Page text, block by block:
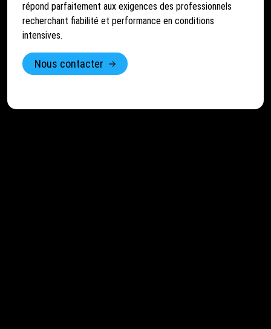
répond parfaitement aux exigences des professionnels
recherchant fiabilité et performance en conditions
intensives.
Nous contacter